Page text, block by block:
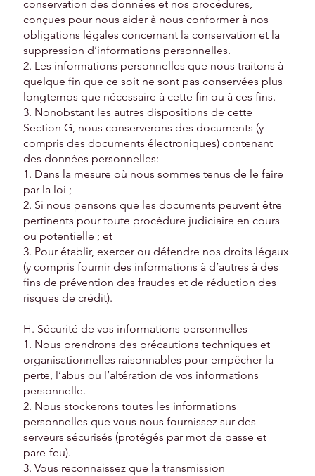
conservation des données et nos procédures,
conçues pour nous aider à nous conformer à nos
obligations légales concernant la conservation et la
suppression d’informations personnelles.
2. Les informations personnelles que nous traitons à
quelque fin que ce soit ne sont pas conservées plus
longtemps que nécessaire à cette fin ou à ces fins.
3. Nonobstant les autres dispositions de cette
Section G, nous conserverons des documents (y
compris des documents électroniques) contenant
des données personnelles:
1. Dans la mesure où nous sommes tenus de le faire
par la loi ;
2. Si nous pensons que les documents peuvent être
pertinents pour toute procédure judiciaire en cours
ou potentielle ; et
3. Pour établir, exercer ou défendre nos droits légaux
(y compris fournir des informations à d’autres à des
fins de prévention des fraudes et de réduction des
risques de crédit).
H. Sécurité de vos informations personnelles
1. Nous prendrons des précautions techniques et
organisationnelles raisonnables pour empêcher la
perte, l’abus ou l’altération de vos informations
personnelle.
2. Nous stockerons toutes les informations
personnelles que vous nous fournissez sur des
serveurs sécurisés (protégés par mot de passe et
pare-feu).
3. Vous reconnaissez que la transmission